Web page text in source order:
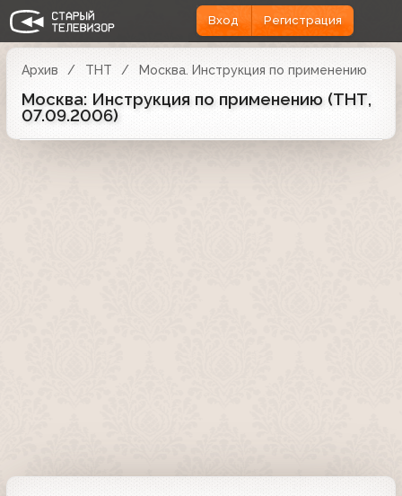
Вход Регистрация
Архив ТНТ Москва. Инструкция по применению
Москва: Инструкция по применению (ТНТ,
07.09.2006)